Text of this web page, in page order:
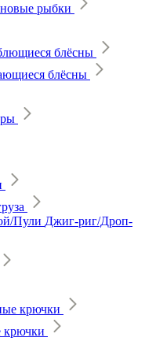
рыбки
блёсны
блёсны
Джиг-риг/Дроп-
крючки
крючки